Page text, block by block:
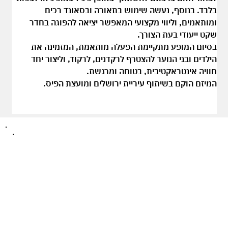
בלבד. בנוסף, נעשה שימוש בתאורה ובסאונד רכים
ומותאמים, וליווי מקצועי המאפשר יציאה להפוגה בחדר
שקט ייעודי בעת הצורך.
בסיום המופע מתקיימת הפעלה מותאמת, המזמינה את
הילדים ובני הנוער להצטרף לרקדנים, לרקוד, וליצור יחד
חוויה אינטראקטיבית, בטוחה ומרגשת.
המיזם הוקם בשיתוף עיריית ירושלים ומועצת הפיס.